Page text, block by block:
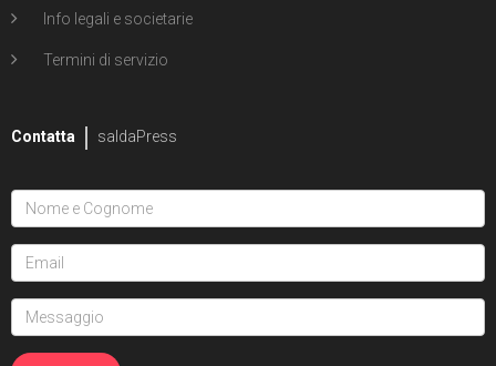
Info legali e societarie
Termini di servizio
Contatta saldaPress